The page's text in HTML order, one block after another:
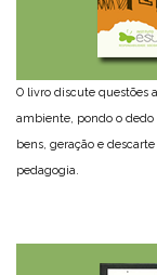
O livro discute questões
ambiente, pondo o
bens, geração e
pedagogia.